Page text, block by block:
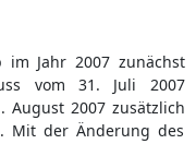
im Jahr 2007 zunächst
vom 31. Juli 2007
August 2007 zusätzlich
Mit der Änderung des